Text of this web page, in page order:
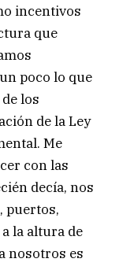
incentivos
que
poco lo que
los
de la Ley
Me
con las
decía, nos
puertos,
la altura de
nosotros es